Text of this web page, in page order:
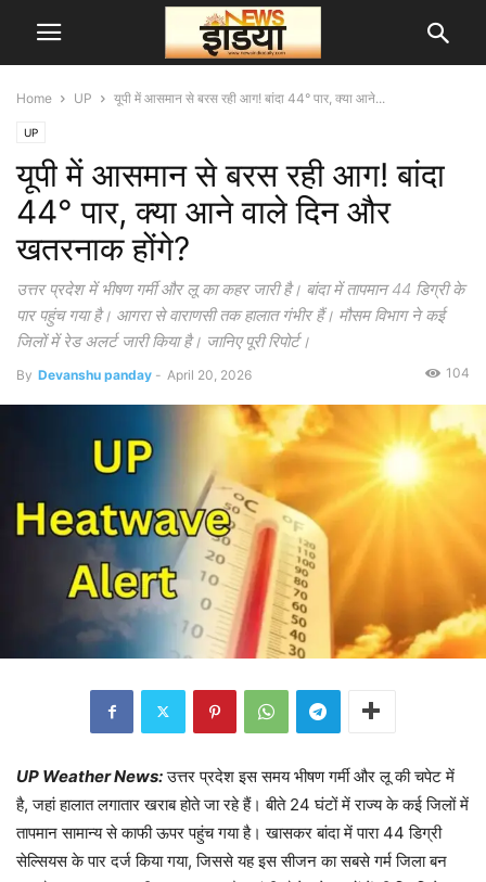
Home UP यूपी में आसमान से बरस रही आग! बांदा 44° पार, क्या आने...
UP
यूपी में आसमान से बरस रही आग! बांदा
44° पार, क्या आने वाले दिन और
खतरनाक होंगे?
उत्तर प्रदेश में भीषण गर्मी और लू का कहर जारी है। बांदा में तापमान 44 डिग्री के
पार पहुंच गया है। आगरा से वाराणसी तक हालात गंभीर हैं। मौसम विभाग ने कई
जिलों में रेड अलर्ट जारी किया है। जानिए पूरी रिपोर्ट।
By Devanshu panday - April 20, 2026 104
UP Weather News:उत्तर प्रदेश इस समय भीषण गर्मी और लू की चपेट में
है, जहां हालात लगातार खराब होते जा रहे हैं। बीते 24 घंटों में राज्य के कई जिलों में
तापमान सामान्य से काफी ऊपर पहुंच गया है। खासकर बांदा में पारा 44 डिग्री
सेल्सियस के पार दर्ज किया गया, जिससे यह इस सीजन का सबसे गर्म जिला बन